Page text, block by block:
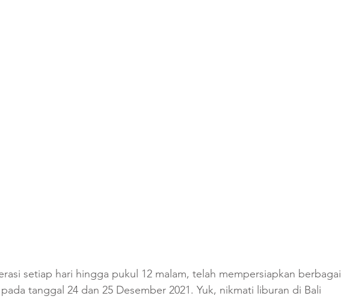
setiap hari hingga pukul 12 malam, telah mempersiapkan berbagai
tanggal 24 dan 25 Desember 2021. Yuk, nikmati liburan di Bali